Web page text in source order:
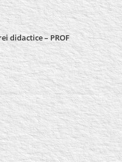
didactice – PROF